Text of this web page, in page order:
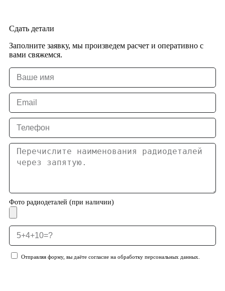
Сдать детали
Заполните заявку, мы произведем расчет и оперативно с
вами свяжемся.
Фото радиодеталей (при наличии)
Отправляя форму, вы даёте согласие на обработку персональных данных.